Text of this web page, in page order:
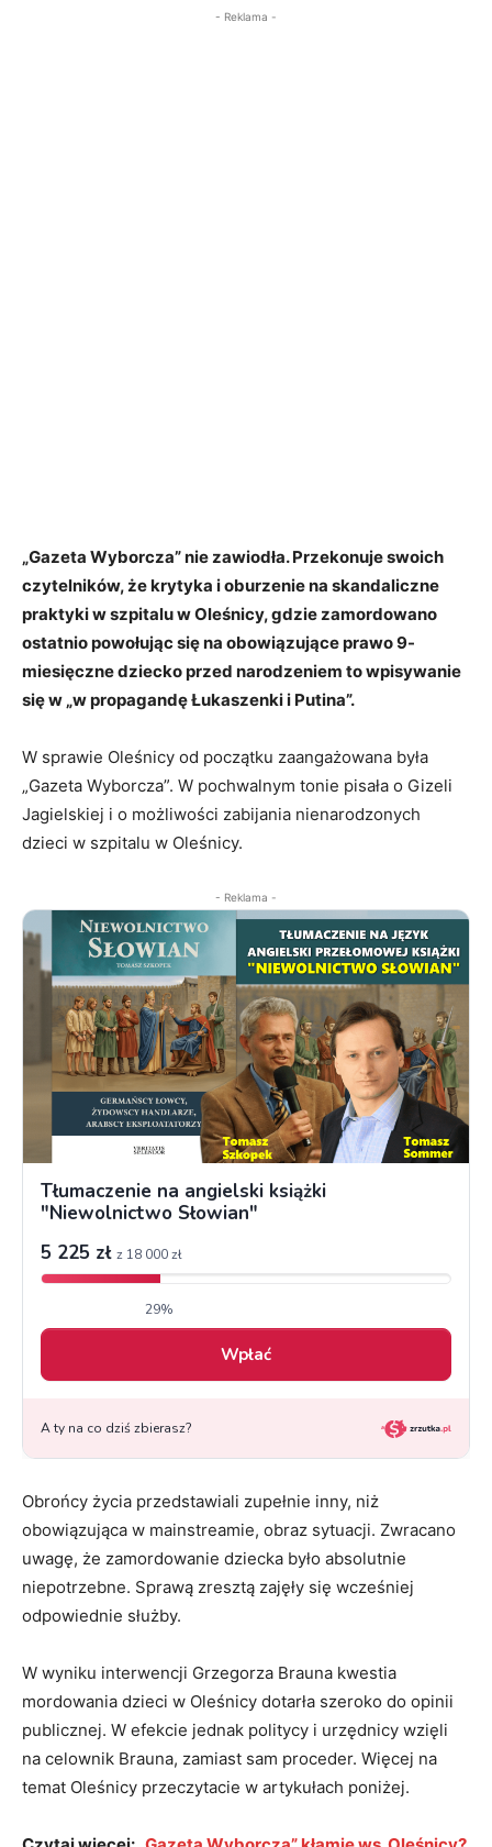
- Reklama -
„Gazeta Wyborcza” nie zawiodła. Przekonuje swoich
czytelników, że krytyka i oburzenie na skandaliczne
praktyki w szpitalu w Oleśnicy, gdzie zamordowano
ostatnio powołując się na obowiązujące prawo 9-
miesięczne dziecko przed narodzeniem to wpisywanie
się w „w propagandę Łukaszenki i Putina”.
W sprawie Oleśnicy od początku zaangażowana była
„Gazeta Wyborcza”. W pochwalnym tonie pisała o Gizeli
Jagielskiej i o możliwości zabijania nienarodzonych
dzieci w szpitalu w Oleśnicy.
- Reklama -
Obrońcy życia przedstawiali zupełnie inny, niż
obowiązująca w mainstreamie, obraz sytuacji. Zwracano
uwagę, że zamordowanie dziecka było absolutnie
niepotrzebne. Sprawą zresztą zajęły się wcześniej
odpowiednie służby.
W wyniku interwencji Grzegorza Brauna kwestia
mordowania dzieci w Oleśnicy dotarła szeroko do opinii
publicznej. W efekcie jednak politycy i urzędnicy wzięli
na celownik Brauna, zamiast sam proceder. Więcej na
temat Oleśnicy przeczytacie w artykułach poniżej.